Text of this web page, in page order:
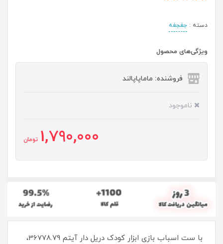
دسته : جغجغه
ویژگی‌های محصول
فروشنده: ماماپاپالند
ناموجود
1,790,000 تومان
با ست اسباب بازی ابزار کودک دریل دار آیتم 36778.79،